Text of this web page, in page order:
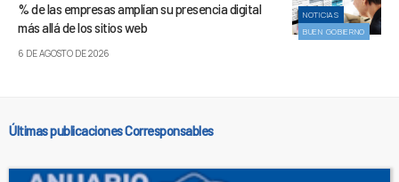
NOTICIAS
BUEN GOBIERNO
% de las empresas amplían su presencia digital
más allá de los sitios web
6 DE AGOSTO DE 2026
Últimas publicaciones Corresponsables